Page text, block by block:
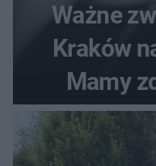
Ważne
Kraków
Mamy